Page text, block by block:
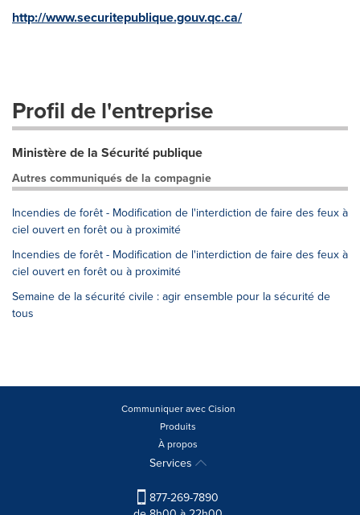
http://www.securitepublique.gouv.qc.ca/
Profil de l'entreprise
Ministère de la Sécurité publique
Autres communiqués de la compagnie
Incendies de forêt - Modification de l'interdiction de faire des feux à
ciel ouvert en forêt ou à proximité
Incendies de forêt - Modification de l'interdiction de faire des feux à
ciel ouvert en forêt ou à proximité
Semaine de la sécurité civile : agir ensemble pour la sécurité de
tous
Communiquer avec Cision
Produits
À propos
Services
877-269-7890